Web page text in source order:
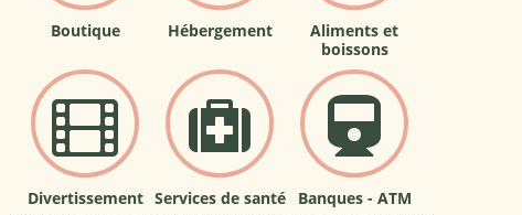
Boutique Hébergement
Aliments et
boissons
Divertissement Services de santé Banques - ATM